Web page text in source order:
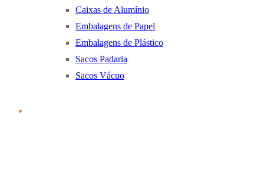
Caixas de Alumínio
Embalagens de Papel
Embalagens de Plástico
Sacos Padaria
Sacos Vácuo